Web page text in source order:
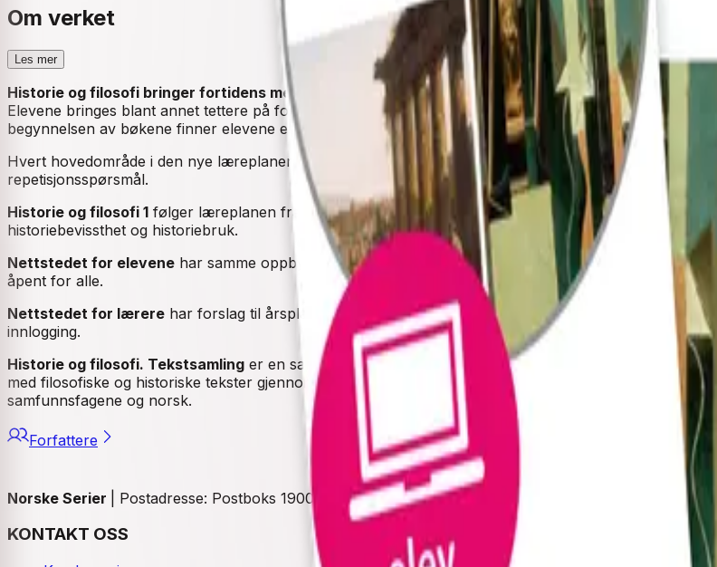
Om verket
Les mer
Historie og filosofi bringer fortidens mennesker og tenkning inn i elevenes samtid. Bøkene er
Elevene bringes blant annet tettere på fortiden gjennom et rikt utvalg av kildetekstutdrag underveis i
begynnelsen av bøkene finner elevene et praktisk verktøy for å analysere tekstutdragene i form av
Hvert hovedområde i den nye læreplanen dekkes av et eget kapittel. Hovedtemaene i kapitlene
repetisjonsspørsmål.
Historie og filosofi 1 følger læreplanen fra oldtid til nyere tid.Historie og filosofi 2 begynner med
historiebevissthet og historiebruk.
Nettstedet for elevene har samme oppbygning som læreboka. Til hvert kapittel er det ulike
åpent for alle.
Nettstedet for lærere har forslag til årsplaner, undervisningsopplegg, kapittelprøver,
innlogging.
Historie og filosofi. Tekstsamling er en samling tekster som kan brukes på begge årstrinn og som
med filosofiske og historiske tekster gjennom året og systematisk øving i tekstforståelse fram mot
samfunnsfagene og norsk.
Forfattere
Norske Serier | Postadresse: Postboks 1900 Sentrum, 0055 Oslo | Besøksadresse: Stortingsgata 28,
KONTAKT OSS